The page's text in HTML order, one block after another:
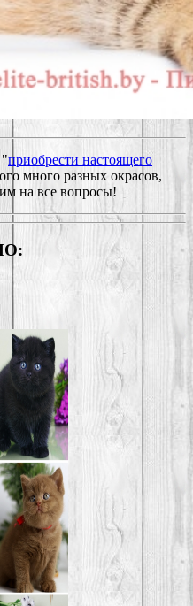
приобрести настоящего
много разных окрасов,
на все вопросы!